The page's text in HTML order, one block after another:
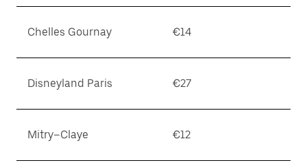
Chelles Gournay €14
Disneyland Paris €27
Mitry–Claye €12